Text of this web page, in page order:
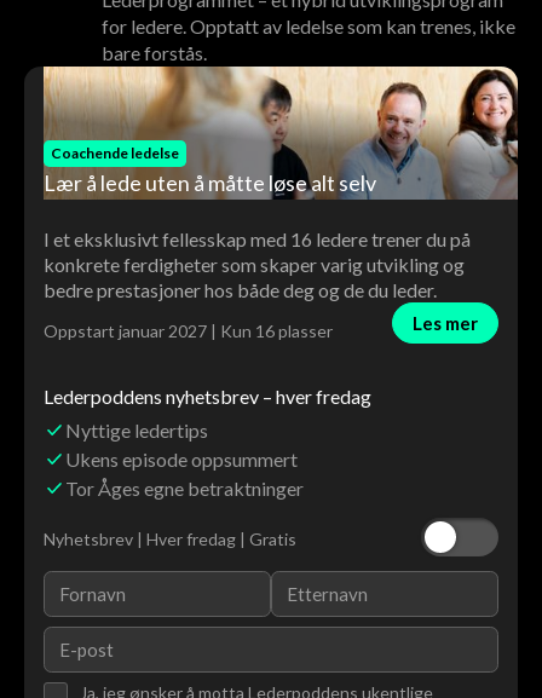
for ledere. Opptatt av ledelse som kan trenes, ikke
bare forstås.
Lederpoddens nyhetsbrev – hver fredag
Nyttige ledertips
Ukens episode oppsummert
Tor Åges egne betraktninger
Nyhetsbrev | Hver fredag | Gratis
Ja, jeg ønsker å motta Lederpoddens ukentlige
Coachende ledelse
Lær å lede uten å måtte løse alt selv
I et eksklusivt fellesskap med 16 ledere trener du på
konkrete ferdigheter som skaper varig utvikling og
bedre prestasjoner hos både deg og de du leder.
Oppstart januar 2027 | Kun 16 plasser Les mer